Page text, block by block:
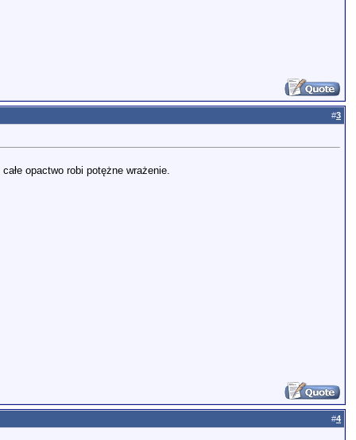
#3
opactwo robi potężne wrażenie.
#4